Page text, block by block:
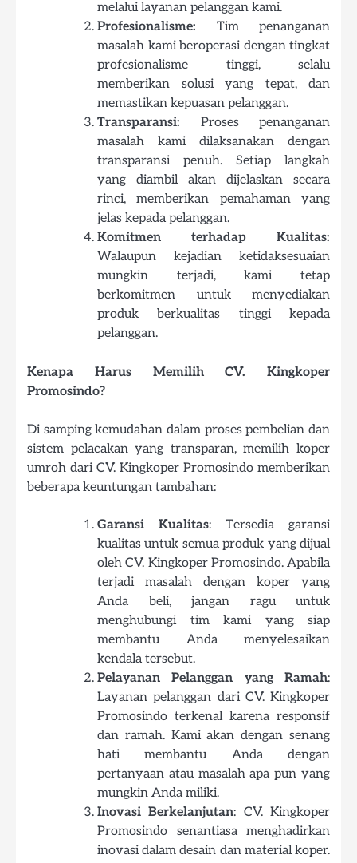
melalui layanan pelanggan kami.
Profesionalisme: Tim penanganan
masalah kami beroperasi dengan tingkat
profesionalisme tinggi, selalu
memberikan solusi yang tepat, dan
memastikan kepuasan pelanggan.
Transparansi: Proses penanganan
masalah kami dilaksanakan dengan
transparansi penuh. Setiap langkah
yang diambil akan dijelaskan secara
rinci, memberikan pemahaman yang
jelas kepada pelanggan.
Komitmen terhadap Kualitas:
Walaupun kejadian ketidaksesuaian
mungkin terjadi, kami tetap
berkomitmen untuk menyediakan
produk berkualitas tinggi kepada
pelanggan.
Kenapa Harus Memilih CV. Kingkoper
Promosindo?
Di samping kemudahan dalam proses pembelian dan
sistem pelacakan yang transparan, memilih koper
umroh dari CV. Kingkoper Promosindo memberikan
beberapa keuntungan tambahan:
Garansi Kualitas: Tersedia garansi
kualitas untuk semua produk yang dijual
oleh CV. Kingkoper Promosindo. Apabila
terjadi masalah dengan koper yang
Anda beli, jangan ragu untuk
menghubungi tim kami yang siap
membantu Anda menyelesaikan
kendala tersebut.
Pelayanan Pelanggan yang Ramah:
Layanan pelanggan dari CV. Kingkoper
Promosindo terkenal karena responsif
dan ramah. Kami akan dengan senang
hati membantu Anda dengan
pertanyaan atau masalah apa pun yang
mungkin Anda miliki.
Inovasi Berkelanjutan: CV. Kingkoper
Promosindo senantiasa menghadirkan
inovasi dalam desain dan material koper.